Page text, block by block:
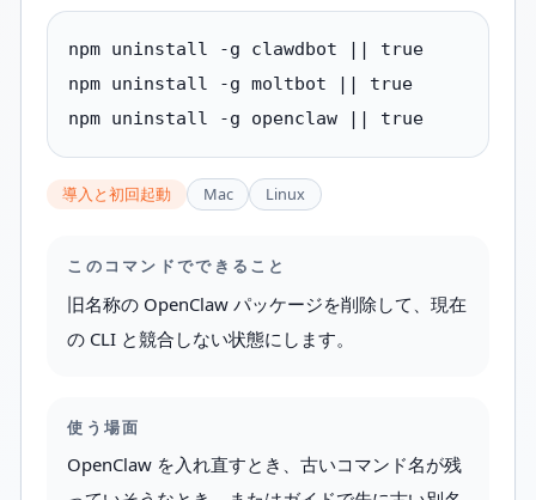
npm uninstall -g clawdbot || true
npm uninstall -g moltbot || true
npm uninstall -g openclaw || true
導入と初回起動 Mac Linux
このコマンドでできること
旧名称の OpenClaw パッケージを削除して、現在
の CLI と競合しない状態にします。
使う場面
OpenClaw を入れ直すとき、古いコマンド名が残